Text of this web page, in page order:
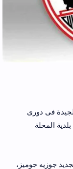
فى دورى
المحلة
جوزيه جوميز،